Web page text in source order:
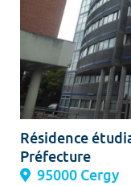
Résidence
Préfecture
95000 Cergy